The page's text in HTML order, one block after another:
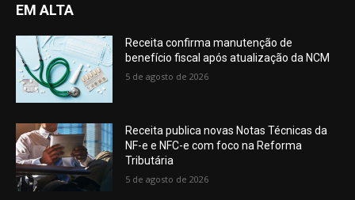
EM ALTA
Receita confirma manutenção de
benefício fiscal após atualização da NCM
5 de agosto de 2026
Receita publica novas Notas Técnicas da
NF-e e NFC-e com foco na Reforma
Tributária
5 de agosto de 2026